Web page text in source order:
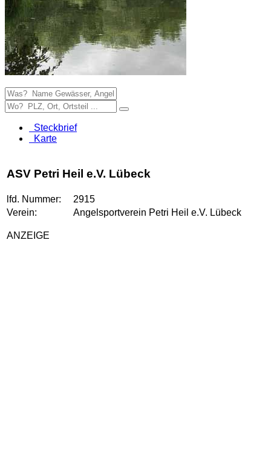
Steckbrief
Karte
ASV Petri Heil e.V. Lübeck
lfd. Nummer:
2915
Verein:
Angelsportverein Petri Heil e.V. Lübeck
ANZEIGE